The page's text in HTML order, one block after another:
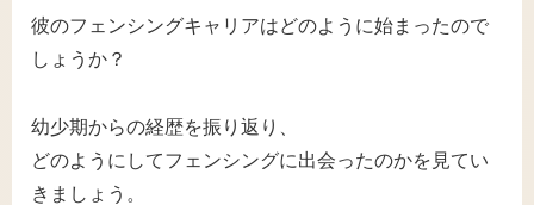
彼のフェンシングキャリアはどのように始まったので
しょうか？
幼少期からの経歴を振り返り、
どのようにしてフェンシングに出会ったのかを見てい
きましょう。